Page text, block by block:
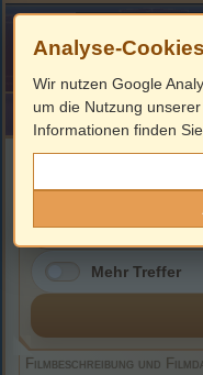
HOME ImpressumLinks
Mehr Treffer
Filmbeschreibung und
Analyse-Cookies
Wir nutzen Google
um die Nutzung
Informationen finden